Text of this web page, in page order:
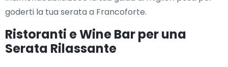
goderti la tua serata a Francoforte.
Ristoranti e Wine Bar per una
Serata Rilassante